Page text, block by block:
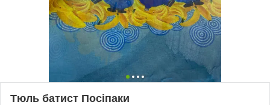
Тюль батист Посіпаки